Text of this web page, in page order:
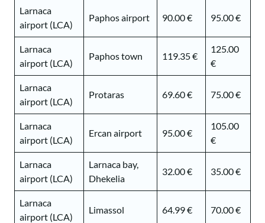
Larnaca
airport (LCA)
Paphos airport 90.00 € 95.00 €
Larnaca
airport (LCA)
Paphos town 119.35 €
125.00
€
Larnaca
airport (LCA)
Protaras 69.60 € 75.00 €
Larnaca
airport (LCA)
Ercan airport 95.00 €
105.00
€
Larnaca
airport (LCA)
Larnaca bay,
Dhekelia
32.00 € 35.00 €
Larnaca
airport (LCA)
Limassol 64.99 € 70.00 €